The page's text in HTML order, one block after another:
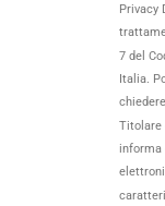
Privacy
7 del
Italia.
Titolare
informa